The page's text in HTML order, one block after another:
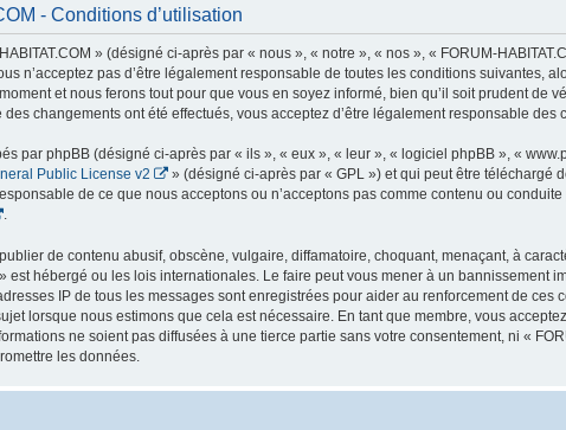
- Conditions d’utilisation
» (désigné ci-après par « nous », « notre », « nos », « FORUM-
n’acceptez pas d’être légalement responsable de toutes les conditions suivantes,
et nous ferons tout pour que vous en soyez informé, bien qu’il soit prudent de
des changements ont été effectués, vous acceptez d’être légalement responsable
par phpBB (désigné ci-après par « ils », « eux », « leur », « logiciel phpBB », «
Public License v2 » (désigné ci-après par « GPL ») et qui peut être téléchargé
de ce que nous acceptons ou n’acceptons pas comme contenu ou
.
de contenu abusif, obscène, vulgaire, diffamatoire, choquant, menaçant, à
est hébergé ou les lois internationales. Le faire peut vous mener à un bannissement
IP de tous les messages sont enregistrées pour aider au renforcement de ces
lorsque nous estimons que cela est nécessaire. En tant que membre, vous
ne soient pas diffusées à une tierce partie sans votre consentement, ni «
les données.